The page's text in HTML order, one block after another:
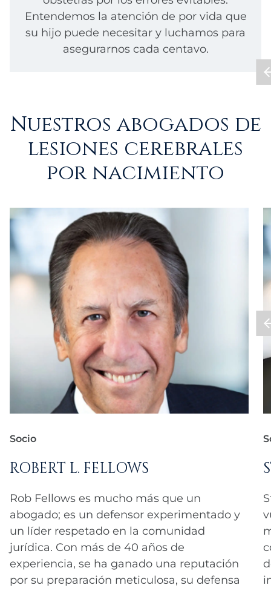
Entendemos la atención de por vida que
su hijo puede necesitar y luchamos para
asegurarnos cada centavo.
Nuestros abogados de
lesiones cerebrales
por nacimiento
Socio
ROBERT L. FELLOWS
Rob Fellows es mucho más que un
abogado; es un defensor experimentado y
un líder respetado en la comunidad
jurídica. Con más de 40 años de
experiencia, se ha ganado una reputación
por su preparación meticulosa, su defensa